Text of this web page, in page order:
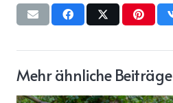
Mehr ähnliche Beiträge